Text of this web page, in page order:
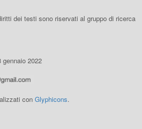
dei testi sono riservati al gruppo di ricerca
gennaio 2022
con Glyphicons.